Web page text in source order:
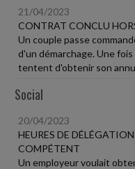
21/04/2023
CONTRAT CONCLU
Un couple passe
d'un démarchage. Une
tentent d'obtenir son
Social
20/04/2023
HEURES DE
COMPÉTENT
Un employeur voulait